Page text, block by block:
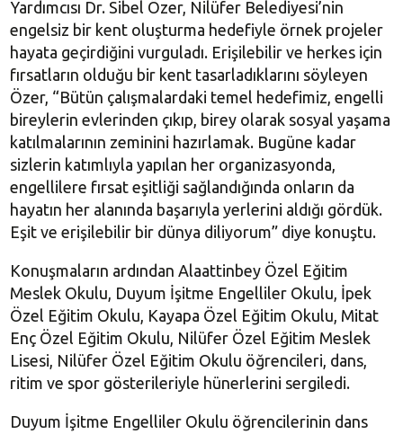
Yardımcısı Dr. Sibel Özer, Nilüfer Belediyesi’nin
engelsiz bir kent oluşturma hedefiyle örnek projeler
hayata geçirdiğini vurguladı. Erişilebilir ve herkes için
fırsatların olduğu bir kent tasarladıklarını söyleyen
Özer, “Bütün çalışmalardaki temel hedefimiz, engelli
bireylerin evlerinden çıkıp, birey olarak sosyal yaşama
katılmalarının zeminini hazırlamak. Bugüne kadar
sizlerin katımlıyla yapılan her organizasyonda,
engellilere fırsat eşitliği sağlandığında onların da
hayatın her alanında başarıyla yerlerini aldığı gördük.
Eşit ve erişilebilir bir dünya diliyorum” diye konuştu.
Konuşmaların ardından Alaattinbey Özel Eğitim
Meslek Okulu, Duyum İşitme Engelliler Okulu, İpek
Özel Eğitim Okulu, Kayapa Özel Eğitim Okulu, Mitat
Enç Özel Eğitim Okulu, Nilüfer Özel Eğitim Meslek
Lisesi, Nilüfer Özel Eğitim Okulu öğrencileri, dans,
ritim ve spor gösterileriyle hünerlerini sergiledi.
Duyum İşitme Engelliler Okulu öğrencilerinin dans